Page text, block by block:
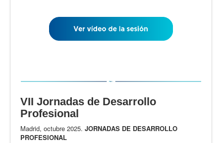
VII Jornadas de Desarrollo
Profesional
Madrid, octubre 2025. JORNADAS DE DESARROLLO
PROFESIONAL